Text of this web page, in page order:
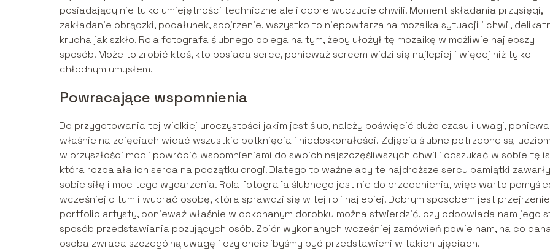
posiadający nie tylko umiejętności techniczne ale i dobre wyczucie chwili. Moment składania przysięgi,
zakładanie obrączki, pocałunek, spojrzenie, wszystko to niepowtarzalna mozaika sytuacji i chwil,
krucha jak szkło. Rola fotografa ślubnego polega na tym, żeby ułożył tę mozaikę w możliwie najlepszy
sposób. Może to zrobić ktoś, kto posiada serce, ponieważ sercem widzi się najlepiej i więcej niż tylko
chłodnym umysłem.
Powracające wspomnienia
Do przygotowania tej wielkiej uroczystości jakim jest ślub, należy poświęcić dużo czasu i uwagi,
właśnie na zdjęciach widać wszystkie potknięcia i niedoskonałości. Zdjęcia ślubne potrzebne są
w przyszłości mogli powrócić wspomnieniami do swoich najszczęśliwszych chwil i odszukać w sobie tę
która rozpalała ich serca na początku drogi. Dlatego to ważne aby te najdroższe sercu pamiątki
sobie siłę i moc tego wydarzenia. Rola fotografa ślubnego jest nie do przecenienia, więc warto
wcześniej o tym i wybrać osobę, która sprawdzi się w tej roli najlepiej. Dobrym sposobem jest przejrzenie
portfolio artysty, ponieważ właśnie w dokonanym dorobku można stwierdzić, czy odpowiada nam jego
sposób przedstawiania pozujących osób. Zbiór wykonanych wcześniej zamówień powie nam, na co
osoba zwraca szczególną uwagę i czy chcielibyśmy być przedstawieni w takich ujęciach.